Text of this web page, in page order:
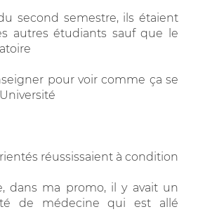
second semestre, ils étaient
autres étudiants sauf que le
pour voir comme ça se
réussissaient à condition
dans ma promo, il y avait un
de médecine qui est allé